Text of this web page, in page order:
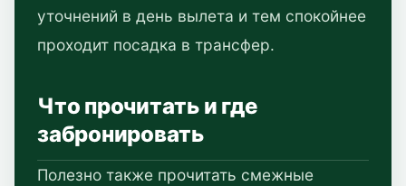
уточнений в день вылета и тем спокойнее
проходит посадка в трансфер.
Что прочитать и где
забронировать
Полезно также прочитать смежные